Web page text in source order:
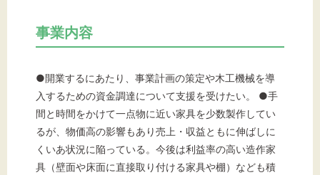
文字サイズ
標準 拡大
背景色
事業内容
●開業するにあたり、事業計画の策定や木工機械を導
入するための資金調達について支援を受けたい。 ●手
間と時間をかけて一点物に近い家具を少数製作してい
るが、物価高の影響もあり売上・収益ともに伸ばしに
くいあ状況に陥っている。今後は利益率の高い造作家
具（壁面や床面に直接取り付ける家具や棚）なども積